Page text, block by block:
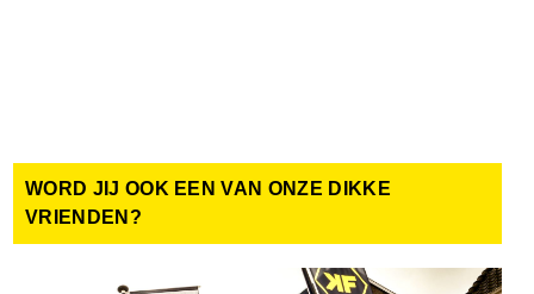
WORD JIJ OOK EEN VAN ONZE DIKKE
VRIENDEN?